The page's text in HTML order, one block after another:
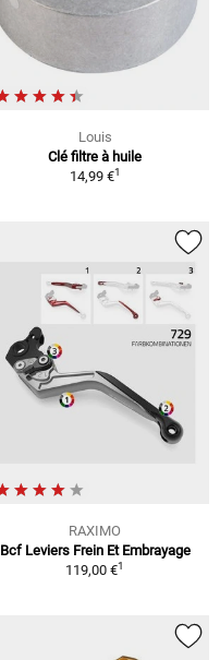
Louis
Clé filtre à huile
14,99 €1
RAXIMO
Bcf Leviers Frein Et Embrayage
119,00 €1